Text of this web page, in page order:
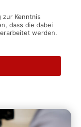
zur Kenntnis
dass die dabei
werden.